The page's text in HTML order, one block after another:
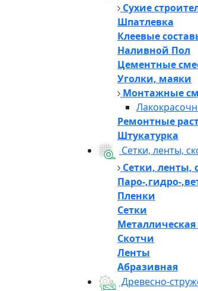
Сухие
Шпатлевка
Клеевые
Наливной Пол
Цементные
Уголки, маяки
Монтажные
Ремонтные
Штукатурка
Сетки, ленты,
Сетки, ленты,
Паро-,гидро-
Пленки
Сетки
Металлическая
Скотчи
Ленты
Абразивная
Древесно-